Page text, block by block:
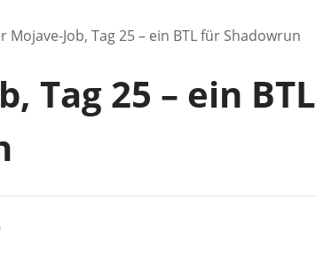
Mojave-Job, Tag 25 – ein BTL für Shadowrun
Tag 25 – ein BTL